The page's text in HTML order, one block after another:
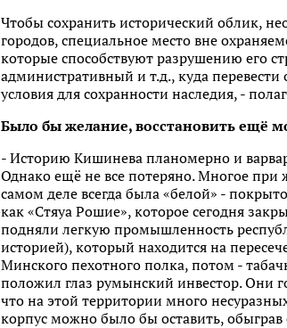
Чтобы сохранить исторический облик,
городов, специальное место вне
которые способствуют разрушению его
административный и т.д., куда
условия для сохранности наследия, -
Было бы желание, восстановить ещё
- Историю Кишинева планомерно и
Однако ещё не все потеряно. Многое
самом деле всегда была «белой» -
как «Стяуа Рошие», которое сегодня
подняли легкую промышленность
историей), который находится на
Минского пехотного полка, потом -
положил глаз румынский инвестор. Они
что на этой территории много
корпус можно было бы оставить,